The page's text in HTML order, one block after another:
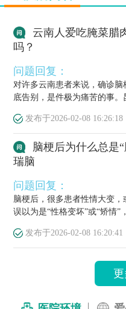
云南人爱吃腌菜腊
吗？
问题回复：
对许多云南患者来说，确诊脑
底告别，是件极为痛苦的事
发布于2026-02-08 16:26:18
脑梗后为什么总是
瑞脑
问题回复：
脑梗后，很多患者性情大变
误以为是“性格变坏”或“矫情
发布于2026-02-08 16:20:41